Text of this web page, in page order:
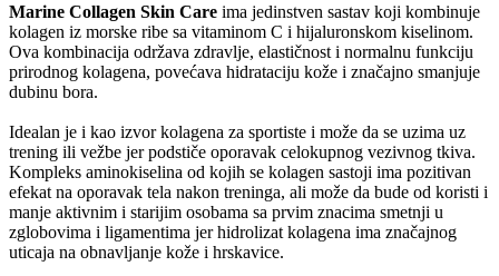
Marine Collagen Skin Care ima jedinstven sastav koji kombinuje
kolagen iz morske ribe sa vitaminom C i hijaluronskom kiselinom.
Ova kombinacija održava zdravlje, elastičnost i normalnu funkciju
prirodnog kolagena, povećava hidrataciju kože i značajno smanjuje
dubinu bora.
Idealan je i kao izvor kolagena za sportiste i može da se uzima uz
trening ili vežbe jer podstiče oporavak celokupnog vezivnog tkiva.
Kompleks aminokiselina od kojih se kolagen sastoji ima pozitivan
efekat na oporavak tela nakon treninga, ali može da bude od koristi i
manje aktivnim i starijim osobama sa prvim znacima smetnji u
zglobovima i ligamentima jer hidrolizat kolagena ima značajnog
uticaja na obnavljanje kože i hrskavice.